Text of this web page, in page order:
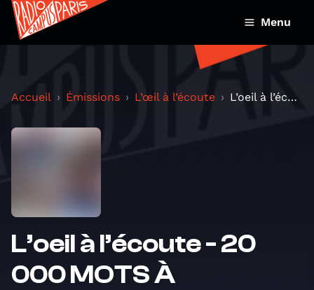
Menu
Accueil Émissions L’œil à l’écoute L’oeil à l’écoute - 20 000 MOTS À MONTREUIL
L’oeil à l’écoute - 20
000 MOTS À